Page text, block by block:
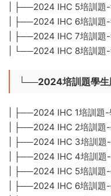
| ├──2024 IHC 5培訓
| ├──2024 IHC 6培訓題
| ├──2024 IHC 7培訓
| └──2024 IHC 8培訓題
└──2024培訓題學生
| ├──2024 IHC 1培訓題
| ├──2024 IHC 2培訓
| ├──2024 IHC 3培訓題
| ├──2024 IHC 4培訓題
| ├──2024 IHC 5培訓
| ├──2024 IHC 6培訓